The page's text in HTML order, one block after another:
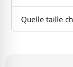
Quelle taille